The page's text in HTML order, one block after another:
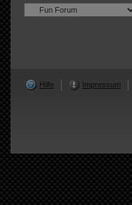
Hilfe Impressum